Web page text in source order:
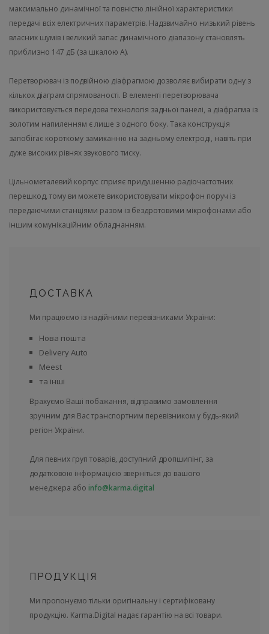
максимально динамічної та повністю лінійної характеристики
передачі всіх електричних параметрів. Надзвичайно низький рівень
власних шумів і великий запас динамічного діапазону становлять
приблизно 147 дБ (за шкалою А).
Перетворювач із подвійною діафрагмою дозволяє вибирати одну з
кількох діаграм спрямованості. В елементі перетворювача
використовується передова технологія задньої панелі, а діафрагма із
золотим напиленням є лише з одного боку. Така конструкція
запобігає короткому замиканню на задньому електроді, навіть при
дуже високих рівнях звукового тиску.
Цільнометалевий корпус сприяє придушенню радіочастотних
перешкод, тому ви можете використовувати мікрофон поруч із
передаючими станціями разом із бездротовими мікрофонами або
іншим комунікаційним обладнанням.
ДОСТАВКА
Ми працюємо із надійними перевізниками України:
Нова пошта
Delivery Auto
Meest
та інші
Врахуємо Ваші побажання, відправимо замовлення
зручним для Вас транспортним перевізником у будь-який
регіон України.
Для певних груп товарів, доступний дропшипінг, за
додатковою інформацією зверніться до вашого
менеджера або info@karma.digital
ПРОДУКЦІЯ
Ми пропонуємо тільки оригінальну і сертифіковану
продукцію. Karma.Digital надає гарантію на всі товари.